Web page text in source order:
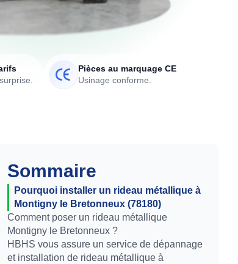
Pièces au marquage CE
Usinage conforme.
Sommaire
Pourquoi installer un rideau métallique à
Montigny le Bretonneux (78180)
Comment poser un rideau métallique
Montigny le Bretonneux ?
HBHS vous assure un service de dépannage
et installation de rideau métallique à